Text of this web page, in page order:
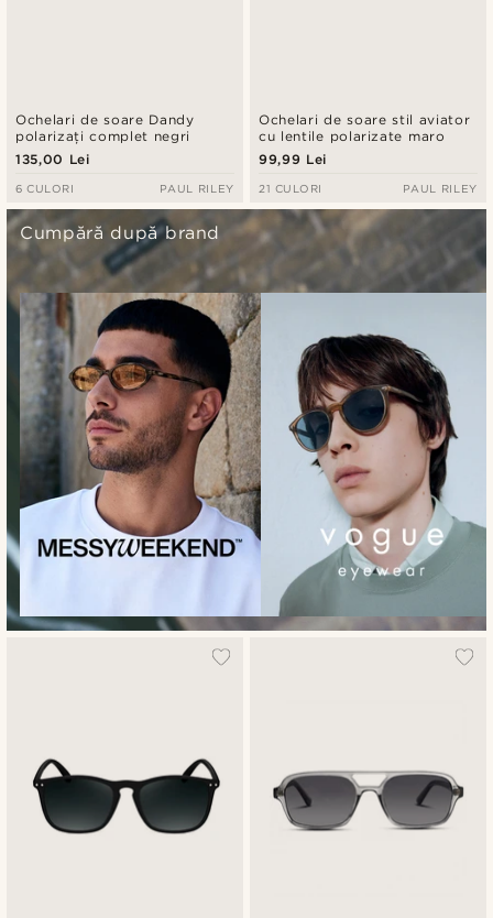
Ochelari de soare Dandy
polarizați complet negri
135,00 Lei
6 CULORI PAUL RILEY
Ochelari de soare stil aviator
cu lentile polarizate maro
99,99 Lei
21 CULORI PAUL RILEY
Cumpără după brand